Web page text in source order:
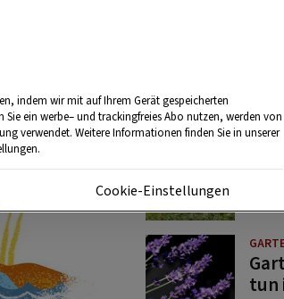
tun
indem wir mit auf Ihrem Gerät gespeicherten
ein werbe– und trackingfreies Abo nutzen, werden von
verwendet. Weitere Informationen finden Sie in unserer
Cookie-Einstellungen